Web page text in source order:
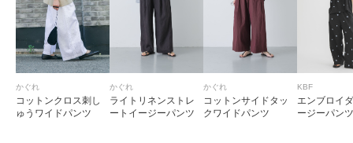
かぐれ
コットンクロス刺し
ゅうワイドパンツ
かぐれ
ライトリネンストレ
ートイージーパンツ
かぐれ
コットンサイドタッ
クワイドパンツ
KBF
エンブロイ
ージーパンツ